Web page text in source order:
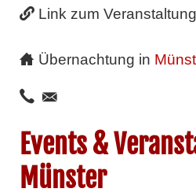
Link zum
Übernachtung in
Events &
Münster